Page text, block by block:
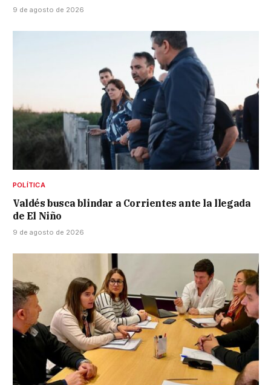
9 de agosto de 2026
POLÍTICA
Valdés busca blindar a Corrientes ante la llegada
de El Niño
9 de agosto de 2026